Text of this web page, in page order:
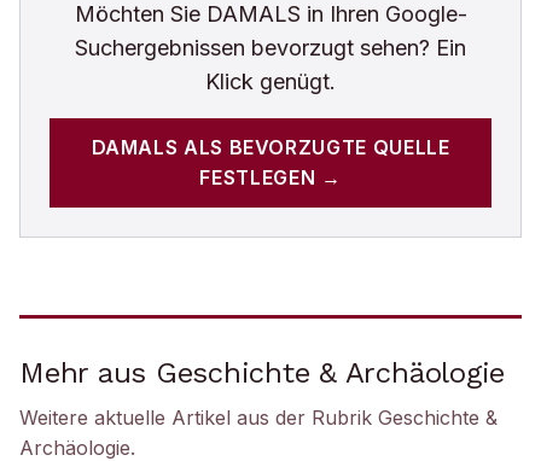
Möchten Sie DAMALS in Ihren Google-
Suchergebnissen bevorzugt sehen? Ein
Klick genügt.
DAMALS ALS BEVORZUGTE QUELLE
FESTLEGEN →
Mehr aus Geschichte & Archäologie
Weitere aktuelle Artikel aus der Rubrik Geschichte &
Archäologie.